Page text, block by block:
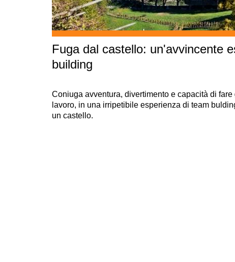
Fuga dal castello: un'avvincente
building
Coniuga avventura, divertimento e capacità di
lavoro, in una irripetibile esperienza di team
un castello.